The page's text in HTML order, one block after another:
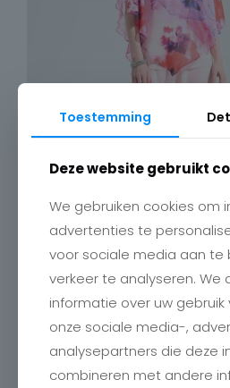
Toestemming
Deze website gebruikt
We gebruiken cookies om
advertenties te
voor sociale media aan te
verkeer te analyseren. We
informatie over uw
onze sociale media-,
analysepartners die deze
combineren met andere